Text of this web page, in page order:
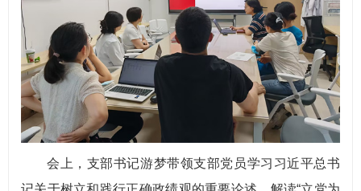
会上，支部书记游梦带领支部党员学习习近平总书